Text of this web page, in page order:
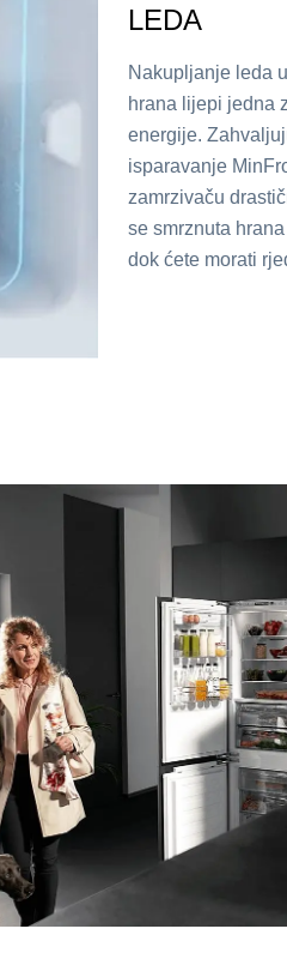
LEDA
Nakupljanje leda
hrana lijepi jedna
energije.
isparavanje
zamrzivaču
se smrznuta
dok ćete morati